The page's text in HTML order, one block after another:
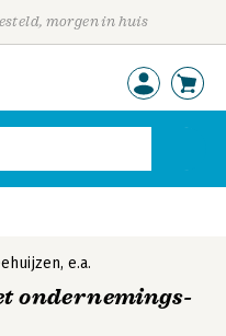
morgen in huis
, e.a.
ondernemings-